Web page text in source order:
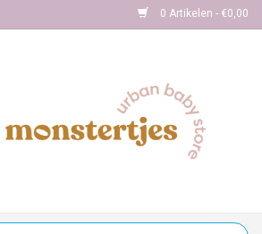
0 Artikelen - €0,00